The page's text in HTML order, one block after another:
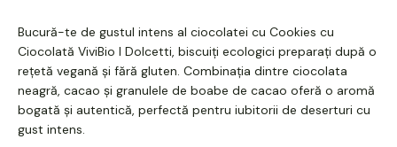
Bucură-te de gustul intens al ciocolatei cu Cookies cu
Ciocolată ViviBio I Dolcetti, biscuiți ecologici preparați după o
rețetă vegană și fără gluten. Combinația dintre ciocolata
neagră, cacao și granulele de boabe de cacao oferă o aromă
bogată și autentică, perfectă pentru iubitorii de deserturi cu
gust intens.